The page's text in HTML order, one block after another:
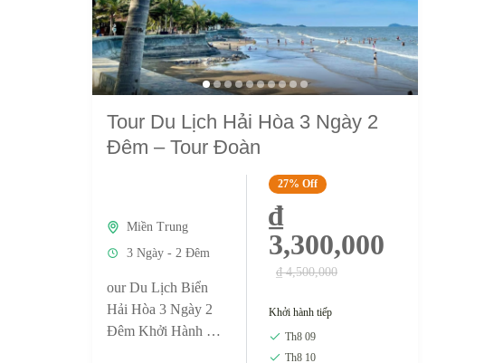
Tour Du Lịch Hải Hòa 3 Ngày 2
Đêm – Tour Đoàn
Miền Trung
3 Ngày - 2 Đêm
our Du Lịch Biển
Hải Hòa 3 Ngày 2
Đêm Khởi Hành Từ
27% Off
₫
3,300,000
₫ 4,500,000
Khởi hành tiếp
Th8 09
Th8 10